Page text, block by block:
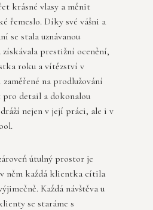
krásné vlasy a měnit
řemeslo. Díky své vášni a
se stala uznávanou
prestižní ocenění,
roku a vítězství v
na prodlužování
detail a dokonalou
nejen v její práci, ale i v
útulný prostor je
něm každá klientka cítila
Každá návštěva u
se staráme s